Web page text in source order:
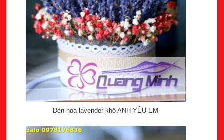
Đèn hoa lavender khô ANH YÊU EM